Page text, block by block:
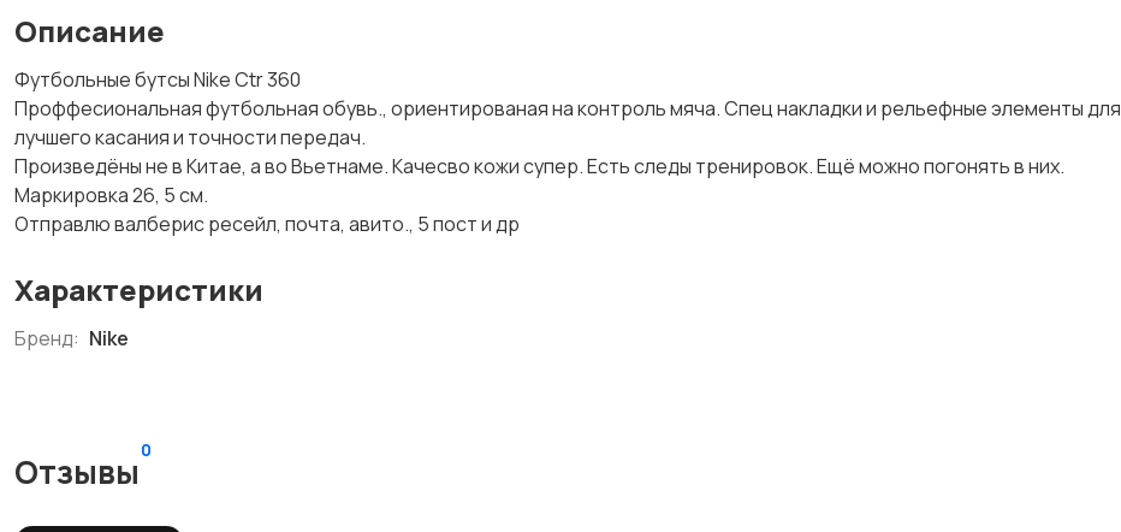
Описание
Футбольные бутсы Nike Ctr 360
Проффесиональная футбольная обувь., ориентированая на контроль мяча. Спец накладки и рельефные элементы для
лучшего касания и точности передач.
Произведёны не в Китае, а во Вьетнаме. Качесво кожи супер. Есть следы тренировок. Ещё можно погонять в них.
Маркировка 26, 5 см.
Отправлю валберис ресейл, почта, авито., 5 пост и др
Характеристики
Бренд: Nike
Отзывы
0